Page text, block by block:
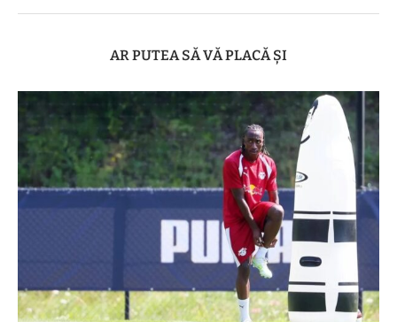
AR PUTEA SĂ VĂ PLACĂ ȘI